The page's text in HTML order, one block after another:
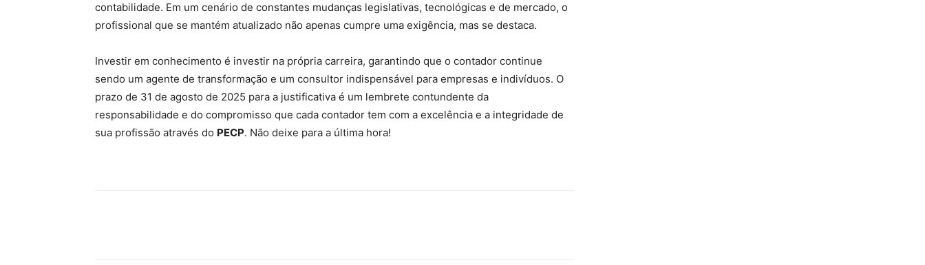
contabilidade. Em um cenário de constantes mudanças legislativas, tecnológicas e de mercado, o
profissional que se mantém atualizado não apenas cumpre uma exigência, mas se destaca.
Investir em conhecimento é investir na própria carreira, garantindo que o contador continue
sendo um agente de transformação e um consultor indispensável para empresas e indivíduos. O
prazo de 31 de agosto de 2025 para a justificativa é um lembrete contundente da
responsabilidade e do compromisso que cada contador tem com a excelência e a integridade de
sua profissão através do PECP. Não deixe para a última hora!